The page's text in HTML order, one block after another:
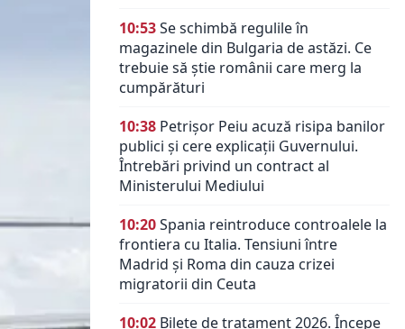
10:53Se schimbă regulile în
magazinele din Bulgaria de astăzi. Ce
trebuie să știe românii care merg la
cumpărături
10:38 Petrișor Peiu acuză risipa banilor
publici și cere explicații Guvernului.
Întrebări privind un contract al
Ministerului Mediului
10:20Spania reintroduce controalele la
frontiera cu Italia. Tensiuni între
Madrid și Roma din cauza crizei
migratorii din Ceuta
10:02 Bilete de tratament 2026. Începe